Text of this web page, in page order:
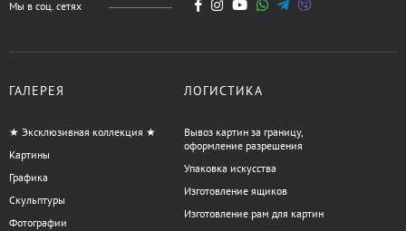
Мы в соц. сетях
ГАЛЕРЕЯ
★ Эксклюзивная коллекция ★
Картины
Графика
Скульптуры
Фотографии
ЛОГИСТИКА
Вывоз картин за границу,
оформление разрешения
Упаковка искусства
Изготовление ящиков
Изготовление рам для картин